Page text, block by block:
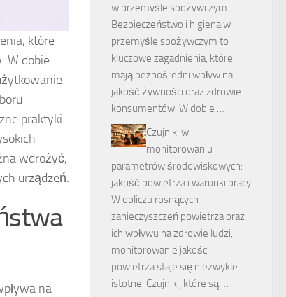
które
W dobie
praktyki
wdrożyć,
urządzeń.
na
w przemyśle spożywczym
Bezpieczeństwo i higiena w
przemyśle spożywczym to
kluczowe zagadnienia, które
mają bezpośredni wpływ na
jakość żywności oraz zdrowie
konsumentów. W dobie …
Czujniki w
monitorowaniu
parametrów środowiskowych:
jakość powietrza i warunki pracy
W obliczu rosnących
zanieczyszczeń powietrza oraz
ich wpływu na zdrowie ludzi,
monitorowanie jakości
powietrza staje się niezwykle
istotne. Czujniki, które są …